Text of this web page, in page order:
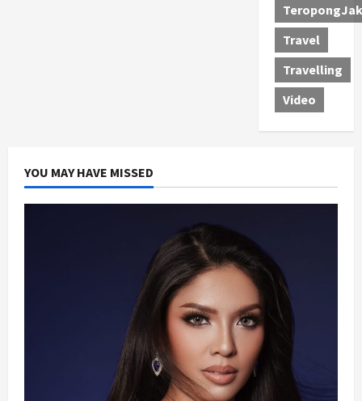
Travel
Travelling
Video
YOU MAY HAVE MISSED